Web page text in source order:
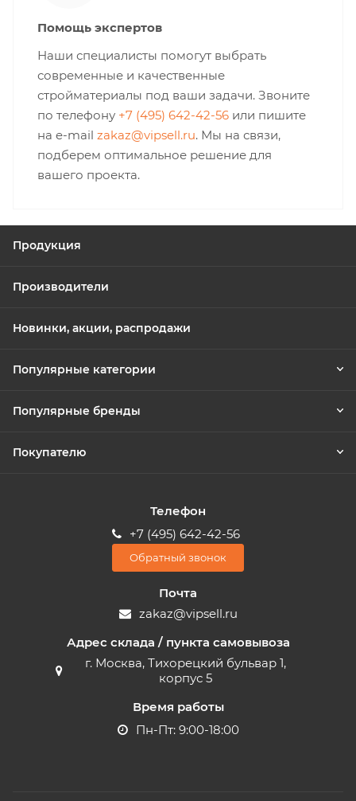
Помощь экспертов
Наши специалисты помогут выбрать
современные и качественные
стройматериалы под ваши задачи. Звоните
по телефону +7 (495) 642-42-56 или пишите
на e-mail zakaz@vipsell.ru. Мы на связи,
подберем оптимальное решение для
вашего проекта.
Продукция
Производители
Новинки, акции, распродажи
Популярные категории
Популярные бренды
Покупателю
Телефон
+7 (495) 642-42-56
Обратный звонок
Почта
zakaz@vipsell.ru
Адрес склада / пункта самовывоза
г. Москва, Тихорецкий бульвар 1,
корпус 5
Время работы
Пн-Пт: 9:00-18:00